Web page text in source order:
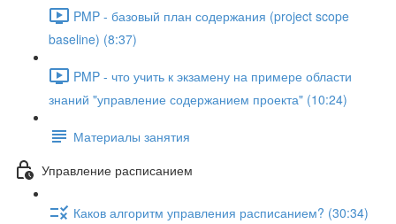
PMP - базовый план содержания (project scope
baseline) (8:37)
PMP - что учить к экзамену на примере области
знаний "управление содержанием проекта" (10:24)
Материалы занятия
Управление расписанием
Каков алгоритм управления расписанием? (30:34)